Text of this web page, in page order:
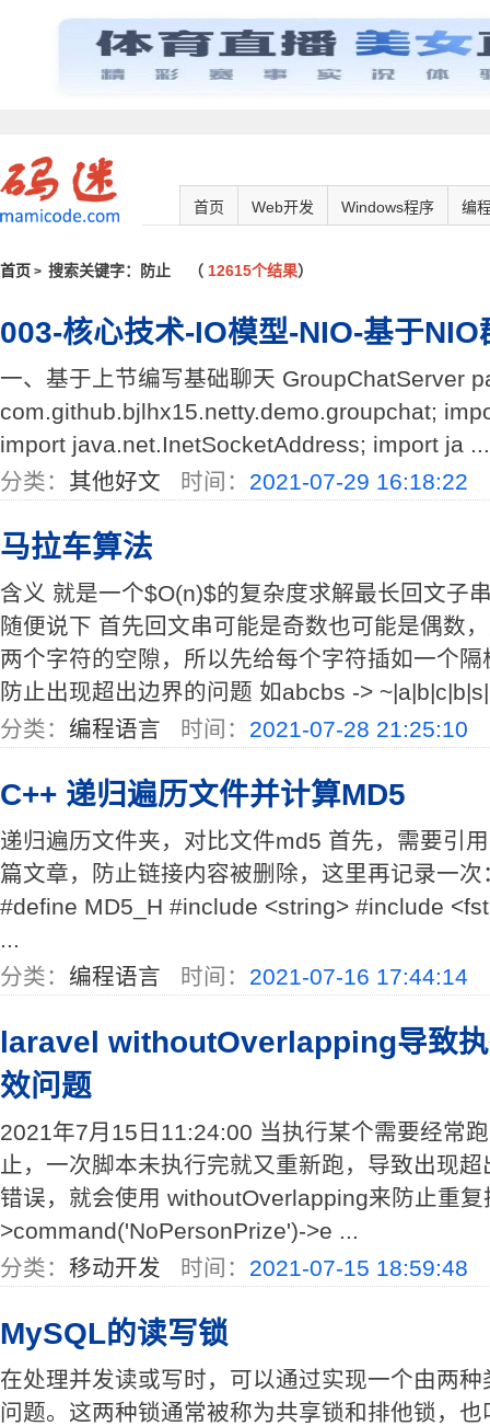
首页 Web开发 Windows程序 编
首页 > 搜索关键字：防止 （ 12615个结果）
003-核心技术-IO模型-NIO-基于NIO
一、基于上节编写基础聊天 GroupChatServer
com.github.bjlhx15.netty.demo.groupchat;
import java.net.InetSocketAddress; import ja ...
分类： 其他好文 时间： 2021-07-29 16:18:22
马拉车算法
含义 就是一个$O(n)$的复杂度求解最长回文子
随便说下 首先回文串可能是奇数也可能是偶数
两个字符的空隙，所以先给每个字符插如一个
防止出现超出边界的问题 如abcbs ->
分类： 编程语言 时间： 2021-07-28 21:25:10
C++ 递归遍历文件并计算MD5
递归遍历文件夹，对比文件md5 首先，需要引
篇文章，防止链接内容被删除，这里再记录一
#define MD5_H #include <string> #include
...
分类： 编程语言 时间： 2021-07-16 17:44:14
laravel withoutOverlapping导致执
效问题
2021年7月15日11:24:00 当执行某个需要经常
止，一次脚本未执行完就又重新跑，导致出现
错误，就会使用 withoutOverlapping来防止重
>command('NoPersonPrize')->e ...
分类： 移动开发 时间： 2021-07-15 18:59:48
MySQL的读写锁
在处理并发读或写时，可以通过实现一个由两
问题。这两种锁通常被称为共享锁和排他锁，